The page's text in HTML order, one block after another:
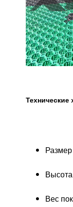
Технические
Вес